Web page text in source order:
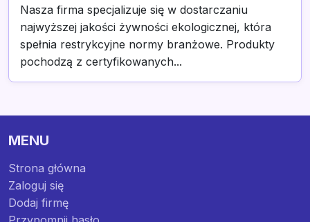
Nasza firma specjalizuje się w dostarczaniu
najwyższej jakości żywności ekologicznej, która
spełnia restrykcyjne normy branżowe. Produkty
pochodzą z certyfikowanych...
MENU
Strona główna
Zaloguj się
Dodaj firmę